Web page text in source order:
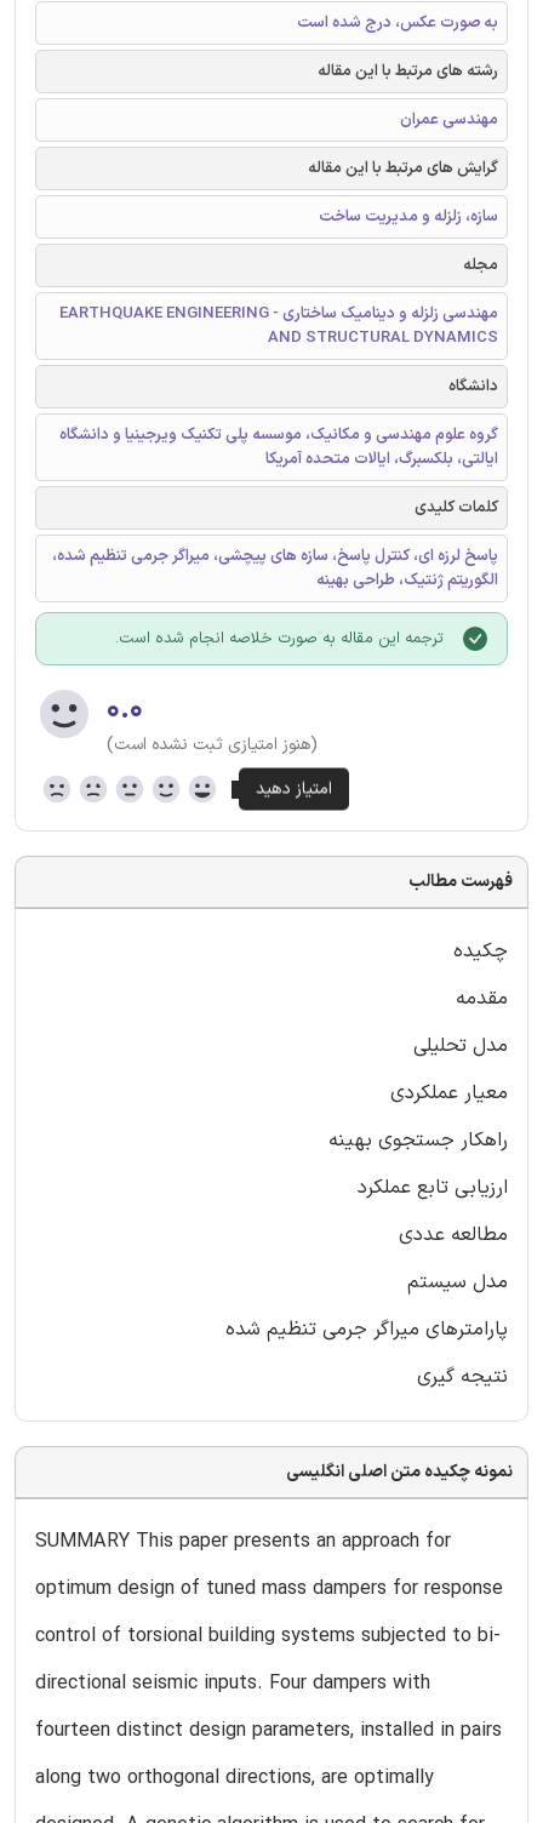
به صورت عکس، درج شده است
رشته های مرتبط با این مقاله
مهندسی عمران
گرایش های مرتبط با این مقاله
سازه، زلزله و مدیریت ساخت
مجله
مهندسی زلزله و دینامیک ساختاری - EARTHQUAKE ENGINEERING
AND STRUCTURAL DYNAMICS
دانشگاه
گروه علوم مهندسی و مکانیک، موسسه پلی تکنیک ویرجینیا و دانشگاه
ایالتی، بلکسبرگ، ایالات متحده آمریکا
کلمات کلیدی
پاسخ لرزه ای، کنترل پاسخ، سازه های پیچشی، میراگر جرمی تنظیم شده،
الگوریتم ژنتیک، طراحی بهینه
ترجمه این مقاله به صورت خلاصه انجام شده است.
۰.۰
(هنوز امتیازی ثبت نشده است)
فهرست مطالب
چکیده
مقدمه
مدل تحلیلی
معیار عملکردی
راهکار جستجوی بهینه
ارزیابی تابع عملکرد
مطالعه عددی
مدل سیستم
پارامترهای میراگر جرمی تنظیم شده
نتیجه گیری
نمونه چکیده متن اصلی انگلیسی
SUMMARY This paper presents an approach for
optimum design of tuned mass dampers for response
control of torsional building systems subjected to bi-
directional seismic inputs. Four dampers with
fourteen distinct design parameters, installed in pairs
along two orthogonal directions, are optimally